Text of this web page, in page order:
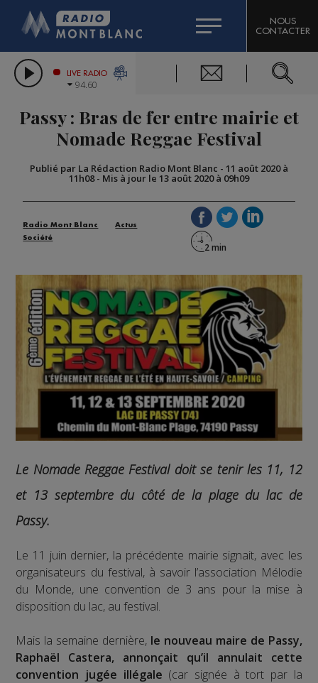
LES CHRONIQUES DE L'EXPERT
CITIZEN MACHINERY
GRAND MASSIF DOMAINES SKIABLES
BIGARD
COMPAGNIE DU MONT-BLANC
NOUS
CONTACTER
LIVE RADIO
94.60
Passy : Bras de fer entre mairie et
Nomade Reggae Festival
Publié par La Rédaction Radio Mont Blanc - 11 août 2020 à
11h08- Mis à jour le 13 août 2020 à 09h09
Radio Mont Blanc
Actus
Société
Le Nomade Reggae Festival doit se tenir les 11, 12
et 13 septembre du côté de la plage du lac de
Passy.
Le 11 juin dernier, la précédente mairie signait, avec les
organisateurs du festival, à savoir l’association Mélodie
du Monde, une convention de 3 ans pour la mise à
disposition du lac, au festival.
Mais la semaine dernière, le nouveau maire de Passy,
Raphaël Castera, annonçait qu’il annulait cette
convention jugée illégale (car signée à tort par la